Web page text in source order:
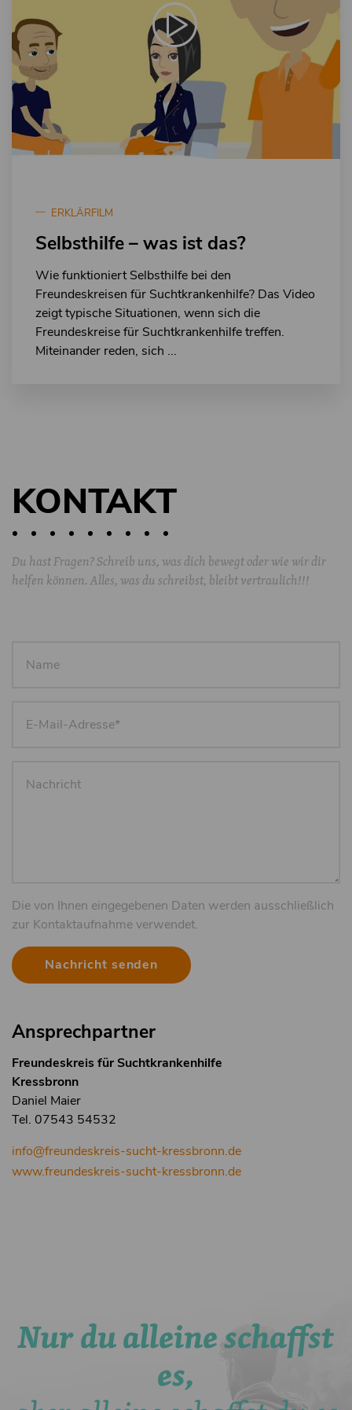
ERKLÄRFILM
Selbsthilfe – was ist das?
Wie funktioniert Selbsthilfe bei den
Freundeskreisen für Suchtkrankenhilfe? Das Video
zeigt typische Situationen, wenn sich die
Freundeskreise für Suchtkrankenhilfe treffen.
Miteinander reden, sich ...
KONTAKT
Du hast Fragen? Schreib uns, was dich bewegt oder wie wir dir
helfen können. Alles, was du schreibst, bleibt vertraulich!!!
Mail-
Die von Ihnen eingegebenen Daten werden ausschließlich
zur Kontaktaufnahme verwendet.
Ansprechpartner
Freundeskreis für Suchtkrankenhilfe
Kressbronn
Daniel Maier
Tel. 07543 54532
info@freundeskreis-sucht-kressbronn.de
www.freundeskreis-sucht-kressbronn.de
Nur du alleine schaffst
es,